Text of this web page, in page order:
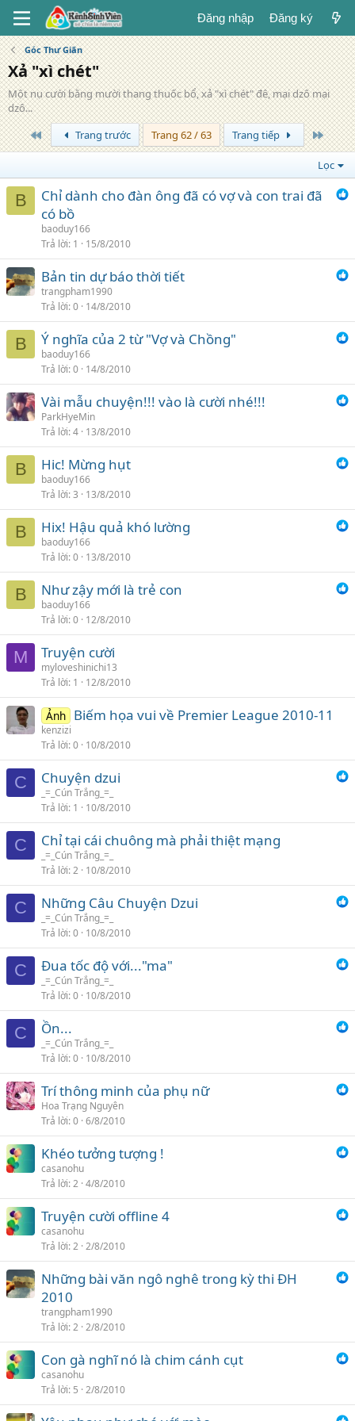
Đăng nhập Đăng ký
Góc Thư Giãn
Xả "xì chét"
Một nụ cười bằng mười thang thuốc bổ, xả "xì chét" đê, mại dzô mại
dzô...
Trang đầuTrang trước Trang 62 / 63 Trang tiếp Trang
Lọc
B
Chỉ dành cho đàn ông đã có vợ và con trai đã
có bồ
baoduy166
Trả lời 1 15/8/2010
Bản tin dự báo thời tiết
trangpham1990
Trả lời 0 14/8/2010
B Ý nghĩa của 2 từ "Vợ và Chồng"
baoduy166
Trả lời 0 14/8/2010
Vài mẫu chuyện!!! vào là cười nhé!!!
ParkHyeMin
Trả lời 4 13/8/2010
B Hic! Mừng hụt
baoduy166
Trả lời 3 13/8/2010
B Hix! Hậu quả khó lường
baoduy166
Trả lời 0 13/8/2010
B Như zậy mới là trẻ con
baoduy166
Trả lời 0 12/8/2010
M Truyện cười
myloveshinichi13
Trả lời 1 12/8/2010
Ảnh Biếm họa vui về Premier League 2010-11
kenzizi
Trả lời 0 10/8/2010
C Chuyện dzui
_=_Cún Trắng_=_
Trả lời 1 10/8/2010
C Chỉ tại cái chuông mà phải thiệt mạng
_=_Cún Trắng_=_
Trả lời 2 10/8/2010
C Những Câu Chuyện Dzui
_=_Cún Trắng_=_
Trả lời 0 10/8/2010
C Đua tốc độ với..."ma"
_=_Cún Trắng_=_
Trả lời 0 10/8/2010
C Ồn...
_=_Cún Trắng_=_
Trả lời 0 10/8/2010
Trí thông minh của phụ nữ
Hoa Trạng Nguyên
Trả lời 0 6/8/2010
Khéo tưởng tượng !
casanohu
Trả lời 2 4/8/2010
Truyện cười offline 4
casanohu
Trả lời 2 2/8/2010
Những bài văn ngô nghê trong kỳ thi ĐH
2010
trangpham1990
Trả lời 2 2/8/2010
Con gà nghĩ nó là chim cánh cụt
casanohu
Trả lời 5 2/8/2010